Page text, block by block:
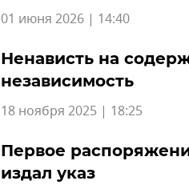
01 июня 2026 | 14:40
Ненависть на
независимость
18 ноября 2025 | 18:25
Первое
издал указ